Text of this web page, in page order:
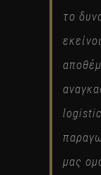
το
μας